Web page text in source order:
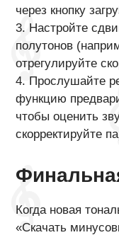
через кнопку
3. Настройте
полутонов
отрегулируйте
4. Прослушайте
функцию
чтобы оценить
скорректируйте
Когда новая
«Скачать